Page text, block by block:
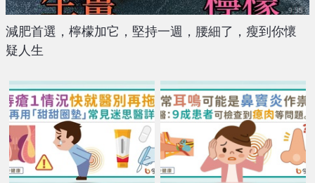
減肥首選，檸檬加它，堅持一週，腰細了，瘦到你懷
疑人生